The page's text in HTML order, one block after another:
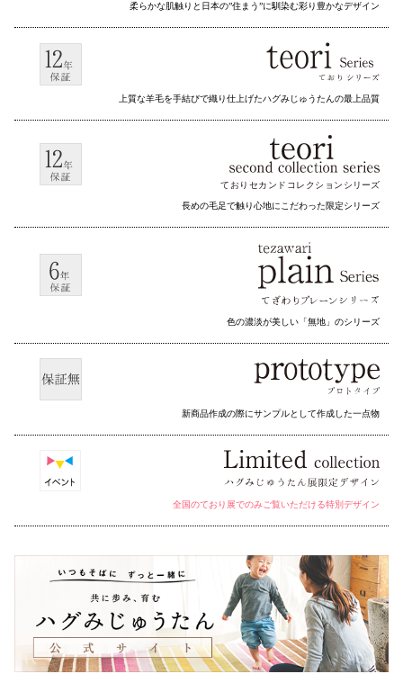
柔らかな肌触りと日本の”住まう”に馴染む彩り豊かなデザイン
上質な羊毛を手結びで織り仕上げたハグみじゅうたんの最上品質
ておりセカンドコレクション シリーズ
長めの毛足で触り心地にこだわった限定シリーズ
色の濃淡が美しい「無地」のシリーズ
新商品作成の際にサンプルとして作成した一点物
全国のており展でのみご覧いただける特別デザイン